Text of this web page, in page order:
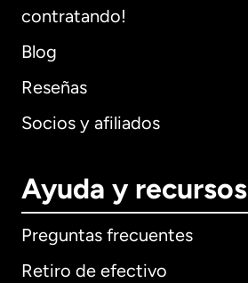
contratando!
Blog
Reseñas
Socios y afiliados
Ayuda y recursos
Preguntas frecuentes
Retiro de efectivo